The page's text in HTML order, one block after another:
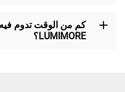
LUMIMORE؟